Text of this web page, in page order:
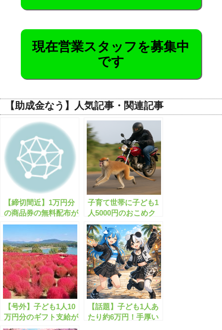
現在営業スタッフを募集中
です
【助成金なう】人気記事・関連記事
【締切間近】1万円分
の商品券の無料配布が
実施中！忘れずに申し
込もう！
子育て世帯に子ども1
人5000円のおこめク
ーポンが実施中です！
所得制限なし
【号外】子ども1人10
万円分のギフト支給が
開始します！
【話題】子ども1人あ
たり約6万円！手厚い